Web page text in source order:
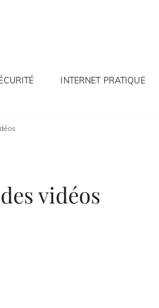
INTERNET PRATIQUE
vidéos